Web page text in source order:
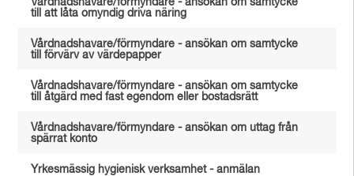
Vårdnadshavare/förmyndare - ansökan om samtycke
till att låta omyndig driva näring
Vårdnadshavare/förmyndare - ansökan om samtycke
till förvärv av värdepapper
Vårdnadshavare/förmyndare - ansökan om samtycke
till åtgärd med fast egendom eller bostadsrätt
Vårdnadshavare/förmyndare - ansökan om uttag från
spärrat konto
Yrkesmässig hygienisk verksamhet - anmälan